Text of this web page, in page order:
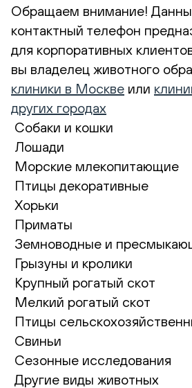
Обращаем внимание!
контактный телефон
для корпоративных
вы владелец животного
клиники в Москве или
других городах
Собаки и кошки
Лошади
Морские млекопитающие
Птицы декоративные
Хорьки
Приматы
Земноводные и
Грызуны и кролики
Крупный рогатый скот
Мелкий рогатый скот
Птицы
Свиньи
Сезонные исследования
Другие виды животных